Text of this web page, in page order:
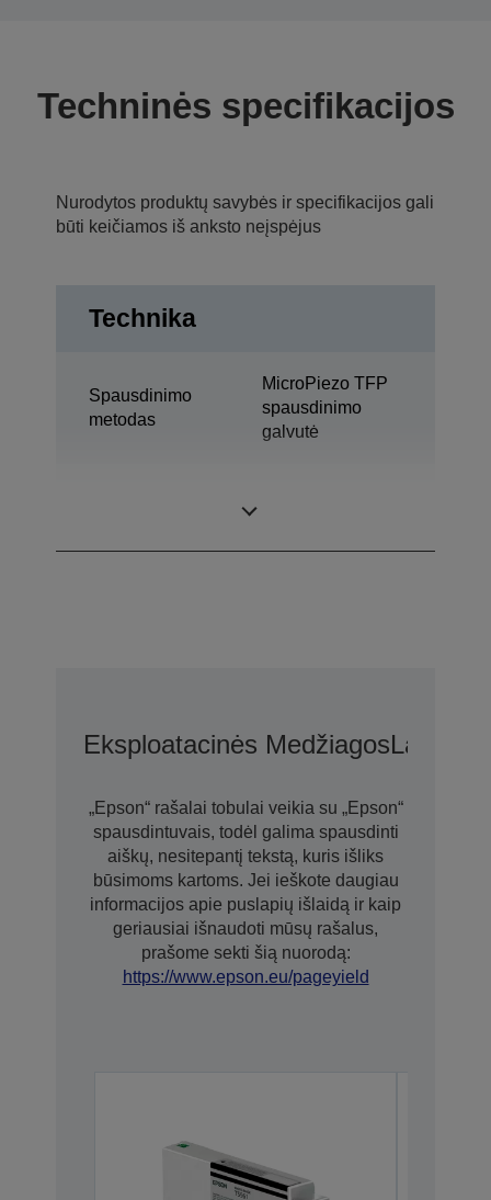
Techninės specifikacijos
Nurodytos produktų savybės ir specifikacijos gali
būti keičiamos iš anksto neįspėjus
Technika
Spausdinimo
metodas
MicroPiezo TFP
spausdinimo
galvutė
Eksploatacinės Medžiagos
„Epson“ rašalai tobulai veikia su „Epson“
spausdintuvais, todėl galima spausdinti
aiškų, nesitepantį tekstą, kuris išliks
būsimoms kartoms. Jei ieškote daugiau
informacijos apie puslapių išlaidą ir kaip
geriausiai išnaudoti mūsų rašalus,
prašome sekti šią nuorodą:
https://www.epson.eu/pageyield